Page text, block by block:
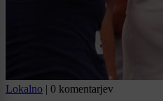
Lokalno | 0 komentarjev